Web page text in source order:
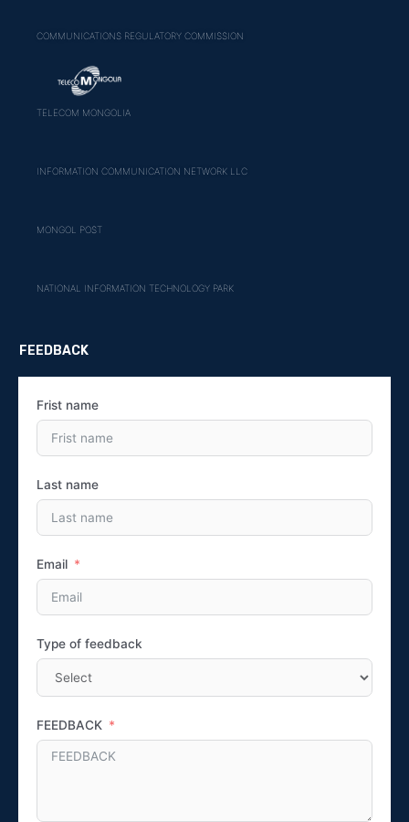
COMMUNICATIONS REGULATORY COMMISSION
TELECOM MONGOLIA
INFORMATION COMMUNICATION NETWORK LLC
MONGOL POST
NATIONAL INFORMATION TECHNOLOGY PARK
FEEDBACK
Frist name
Last name
Email
Type of feedback
FEEDBACK